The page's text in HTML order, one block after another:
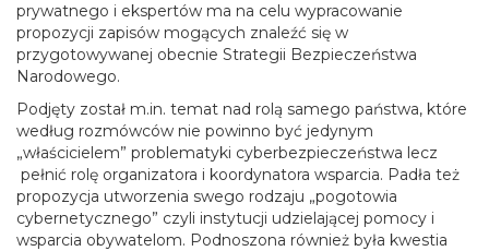
prywatnego i ekspertów ma na celu wypracowanie
propozycji zapisów mogących znaleźć się w
przygotowywanej obecnie Strategii Bezpieczeństwa
Narodowego.
Podjęty został m.in. temat nad rolą samego państwa, które
według rozmówców nie powinno być jedynym
„właścicielem” problematyki cyberbezpieczeństwa lecz
pełnić rolę organizatora i koordynatora wsparcia. Padła też
propozycja utworzenia swego rodzaju „pogotowia
cybernetycznego” czyli instytucji udzielającej pomocy i
wsparcia obywatelom. Podnoszona również była kwestia